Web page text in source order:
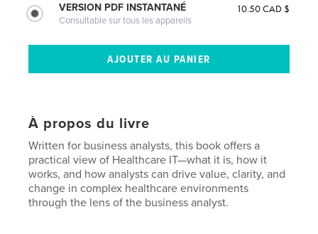
VERSION PDF INSTANTANÉ
Consultable sur tous les appareils
10.50 CAD $
À propos du livre
Written for business analysts, this book offers a
practical view of Healthcare IT—what it is, how it
works, and how analysts can drive value, clarity, and
change in complex healthcare environments
through the lens of the business analyst.